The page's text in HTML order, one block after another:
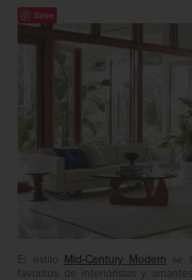
Save
El estilo Mid-Century Modern se
favoritos de interioristas y